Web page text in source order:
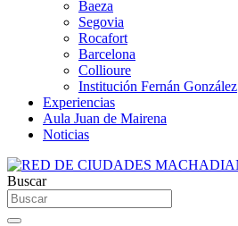
Baeza
Segovia
Rocafort
Barcelona
Collioure
Institución Fernán González
Experiencias
Aula Juan de Mairena
Noticias
Buscar